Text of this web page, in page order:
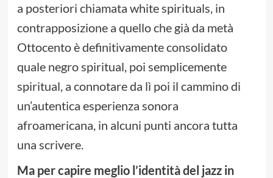
a posteriori chiamata white spirituals, in
contrapposizione a quello che già da metà
Ottocento è definitivamente consolidato
quale negro spiritual, poi semplicemente
spiritual, a connotare da lì poi il cammino di
un’autentica esperienza sonora
afroamericana, in alcuni punti ancora tutta
una scrivere.
Ma per capire meglio l’identità del jazz in